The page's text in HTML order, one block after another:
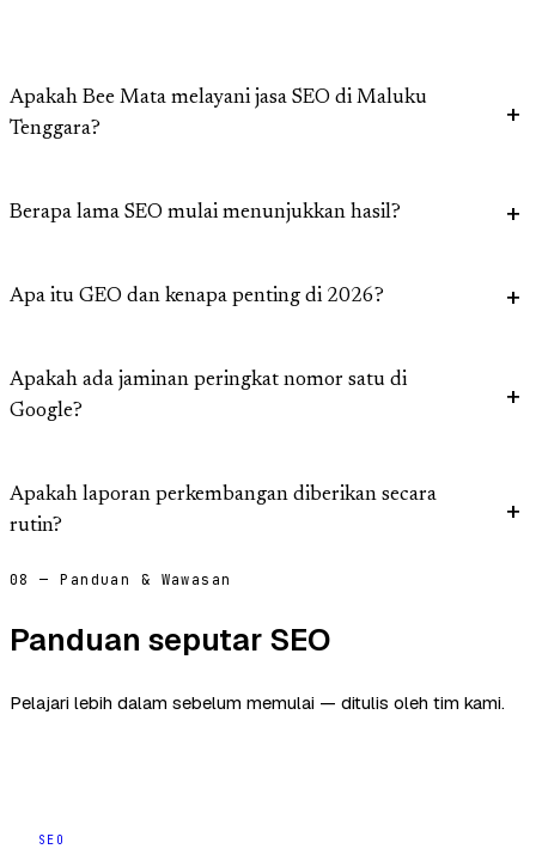
Apakah Bee Mata melayani jasa SEO di Maluku
Tenggara?
Berapa lama SEO mulai menunjukkan hasil?
Apa itu GEO dan kenapa penting di 2026?
Apakah ada jaminan peringkat nomor satu di
Google?
Apakah laporan perkembangan diberikan secara
rutin?
08 — Panduan & Wawasan
Panduan seputar SEO
Pelajari lebih dalam sebelum memulai — ditulis oleh tim kami.
SEO